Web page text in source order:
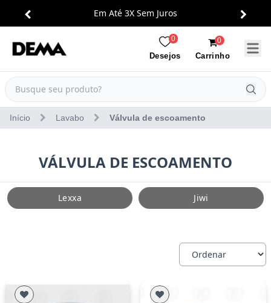
Em Até 3X Sem Juros
0
Desejos
0
Carrinho
Início Lavabo Válvula de escoamento
VÁLVULA DE ESCOAMENTO
Lexxa Jiwi